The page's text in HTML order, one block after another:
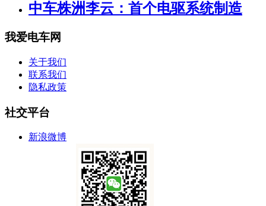
中车株洲李云：首个电驱系统制造
我爱电车网
关于我们
联系我们
隐私政策
社交平台
新浪微博